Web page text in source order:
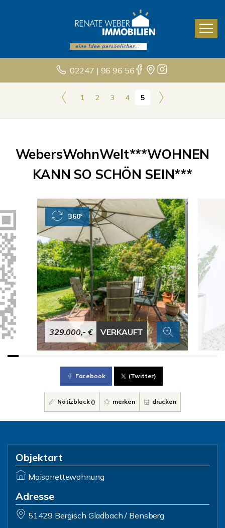
02247 | 96 96 56
1 2 3 4 5
WebersWohnWelt***WOHNEN
KANN SO SCHÖN SEIN***
329.000,- € VERKAUFT
360°
Facebook (Twitter)
Notizblock () merken drucken
Objektart
Maisonettewohnung
Adresse
51429 Bergisch Gladbach / Bensberg